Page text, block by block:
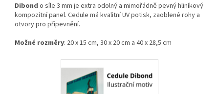
Dibond o síle 3 mm je extra odolný a mimořádně pevný hliníkový
kompozitní panel. Cedule má kvalitní UV potisk, zaoblené rohy a
otvory pro připevnění.
Možné rozměry: 20 x 15 cm, 30 x 20 cm a 40 x 28,5 cm